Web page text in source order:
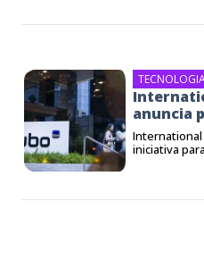
anuncia
International
iniciativa